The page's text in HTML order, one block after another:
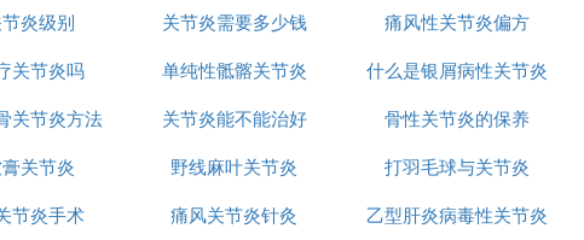
炎级别 关节炎需要多少钱 痛风性关节炎偏方
关节炎吗 单纯性骶髂关节炎 什么是银屑病性关节炎
关节炎方法 关节炎能不能治好 骨性关节炎的保养
关节炎 野线麻叶关节炎 打羽毛球与关节炎
节炎手术 痛风关节炎针灸 乙型肝炎病毒性关节炎